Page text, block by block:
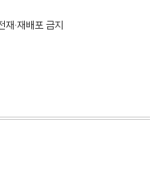
·재배포 금지